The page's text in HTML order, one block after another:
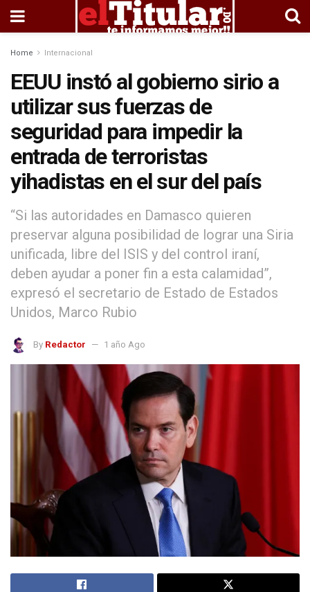
Home Internacional
EEUU instó al gobierno sirio a
utilizar sus fuerzas de
seguridad para impedir la
entrada de terroristas
yihadistas en el sur del país
“Si las autoridades en Damasco quieren
preservar alguna posibilidad de lograr una Siria
unificada, libre del ISIS y del control iraní,
deben ayudar a poner fin a esta calamidad”,
expresó el secretario de Estado de Estados
Unidos, Marco Rubio
By Redactor 1 año Ago